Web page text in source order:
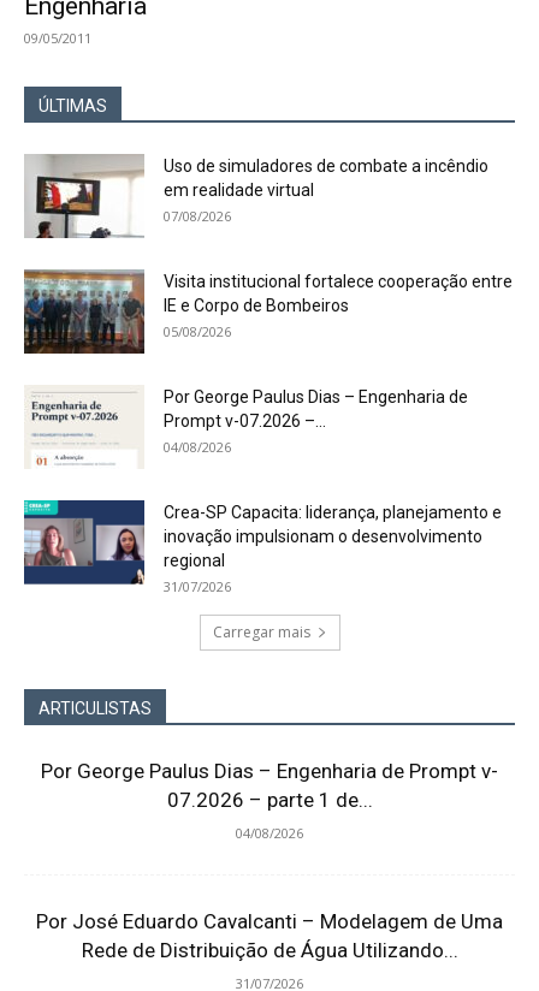
Engenharia
09/05/2011
ÚLTIMAS
Uso de simuladores de combate a incêndio
em realidade virtual
07/08/2026
Visita institucional fortalece cooperação entre
IE e Corpo de Bombeiros
05/08/2026
Por George Paulus Dias – Engenharia de
Prompt v-07.2026 –...
04/08/2026
Crea-SP Capacita: liderança, planejamento e
inovação impulsionam o desenvolvimento
regional
31/07/2026
Carregar mais
ARTICULISTAS
Por George Paulus Dias – Engenharia de Prompt v-
07.2026 – parte 1 de...
04/08/2026
Por José Eduardo Cavalcanti – Modelagem de Uma
Rede de Distribuição de Água Utilizando...
31/07/2026